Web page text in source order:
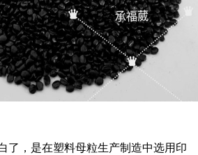
了，是在塑料母粒生产制造中选用印